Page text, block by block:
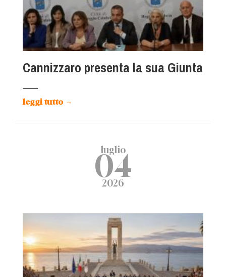
Cannizzaro presenta la sua Giunta
leggi tutto →
luglio
04
2026